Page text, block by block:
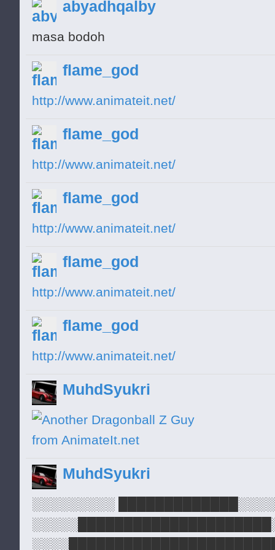
H
O WOW A WISHE GUY
H
H
H
H
H
H
H
H
H
H
DONT GO IM TELLING YOU PLZ DONT
H
H
H
H
H
H
H
H
H
H
abyadhqalby
masa bodoh
flame_god
http://www.animateit.net/
flame_god
http://www.animateit.net/
flame_god
http://www.animateit.net/
flame_god
http://www.animateit.net/
flame_god
http://www.animateit.net/
MuhdSyukri
MuhdSyukri
░░░░░░░░░